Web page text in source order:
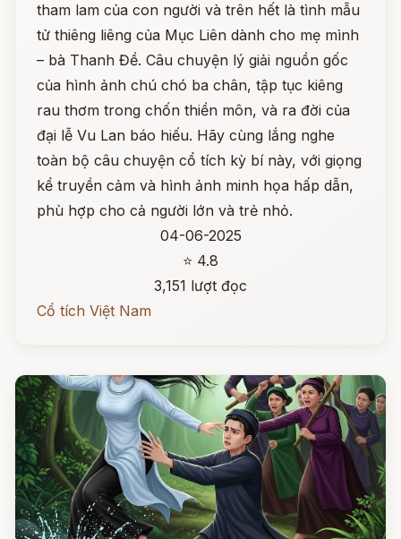
tham lam của con người và trên hết là tình mẫu
tử thiêng liêng của Mục Liên dành cho mẹ mình
– bà Thanh Đề. Câu chuyện lý giải nguồn gốc
của hình ảnh chú chó ba chân, tập tục kiêng
rau thơm trong chốn thiền môn, và ra đời của
đại lễ Vu Lan báo hiếu. Hãy cùng lắng nghe
toàn bộ câu chuyện cổ tích kỳ bí này, với giọng
kể truyền cảm và hình ảnh minh họa hấp dẫn,
phù hợp cho cả người lớn và trẻ nhỏ.
04-06-2025
⭐ 4.8
3,151 lượt đọc
Cổ tích Việt Nam